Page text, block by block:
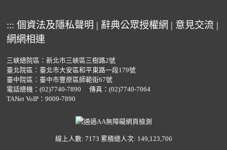
::: 個資法及隱私聲明 | 辭典公眾授權網 | 意見交流 |
網網相連
三峽總院區：新北市三峽區三樹路2號
臺北院區：臺北市大安區和平東路一段179號
臺中院區：臺中市豐原區師範街67號
電話總機： (02)7740-7890
傳真：(02)7740-7064
TANet VoIP：9009-7890
線上人數: 7173 累積總人次: 149,123,706